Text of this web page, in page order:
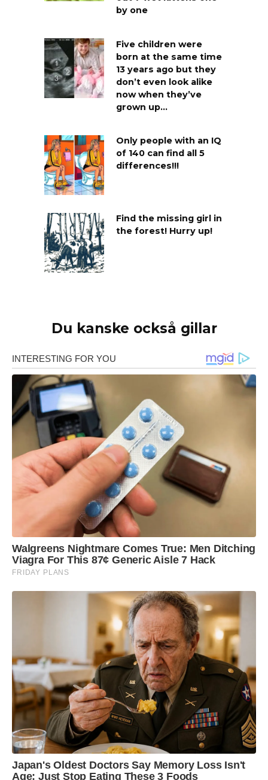
by one
Five children were
born at the same time
13 years ago but they
don’t even look alike
now when they’ve
grown up…
Only people with an IQ
of 140 can find all 5
differences!!!
Find the missing girl in
the forest! Hurry up!
Du kanske också gillar